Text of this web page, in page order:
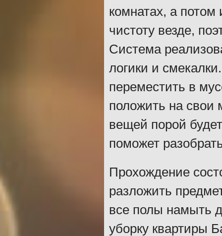
комнатах, а потом
чистоту везде,
Система
логики и
переместить в
положить на свои
вещей порой
поможет
Прохождение
разложить
все полы намыть
уборку квартиры